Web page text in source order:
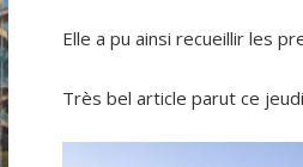
Elle a pu ainsi recueillir les
Très bel article parut ce